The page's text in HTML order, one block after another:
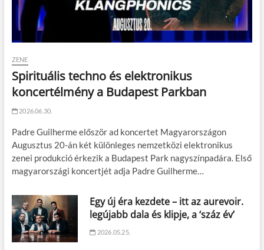
ZENE
Spirituális techno és elektronikus
koncertélmény a Budapest Parkban
2026.06.30.
Padre Guilherme először ad koncertet Magyarországon
Augusztus 20-án két különleges nemzetközi elektronikus
zenei produkció érkezik a Budapest Park nagyszínpadára. Első
magyarországi koncertjét adja Padre Guilherme…
Egy új éra kezdete – itt az aurevoir.
legújabb dala és klipje, a ‘száz év’
2026.05.25.